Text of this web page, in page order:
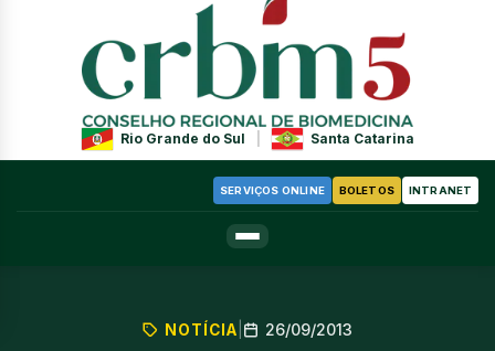
Rio Grande do Sul Santa Catarina
SERVIÇOS ONLINE BOLETOS INTRANET
NOTÍCIA 26/09/2013